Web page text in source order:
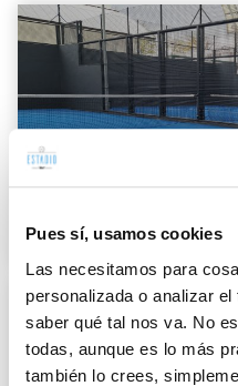
Pues sí, usamos cookies
Las necesitamos para
personalizada o analizar
saber qué tal nos va. No
todas, aunque es lo más
también lo crees,
Padela
UDA DENBORALDIA